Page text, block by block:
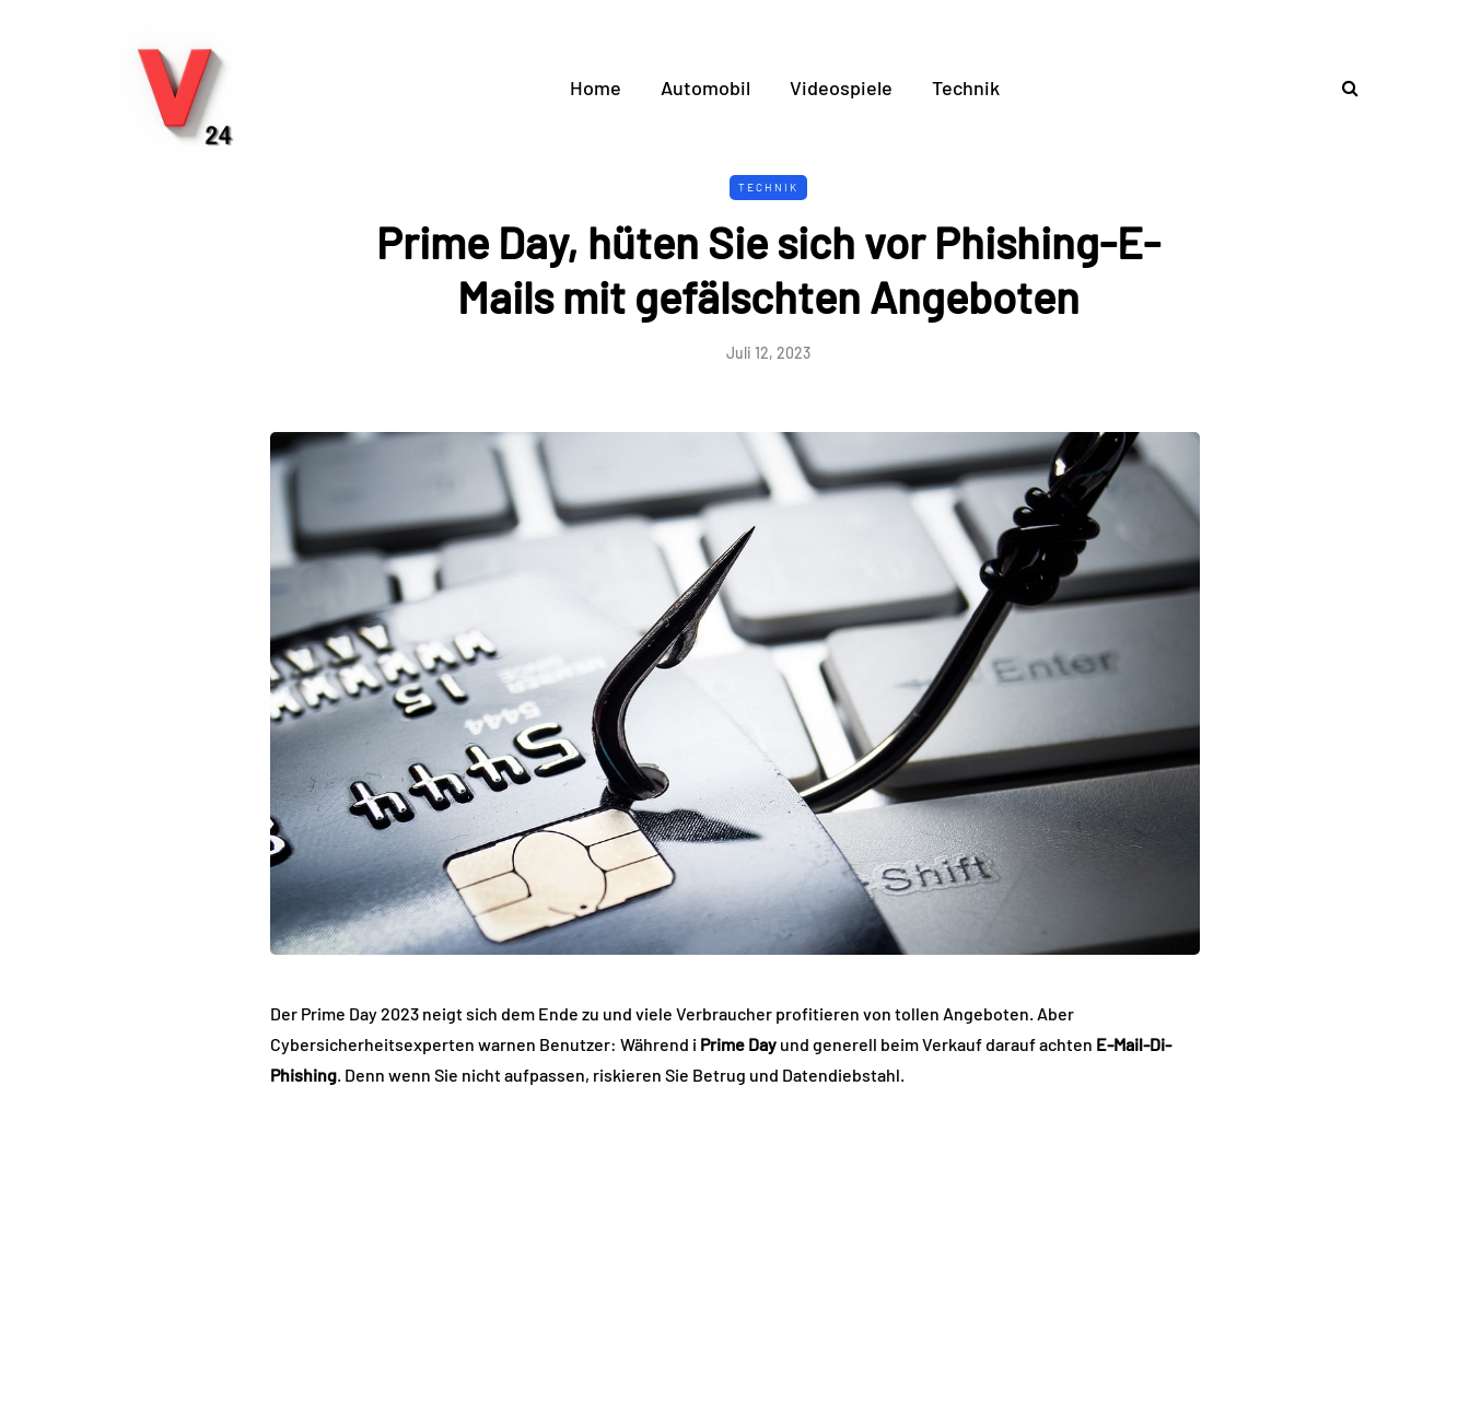
Home Automobil Videospiele Technik
TECHNIK
Prime Day, hüten Sie sich vor Phishing-E-
Mails mit gefälschten Angeboten
Juli 12, 2023
Der Prime Day 2023 neigt sich dem Ende zu und viele Verbraucher profitieren von tollen Angeboten. Aber
Cybersicherheitsexperten warnen Benutzer: Während i Prime Day und generell beim Verkauf darauf achten E-Mail-Di-
Phishing. Denn wenn Sie nicht aufpassen, riskieren Sie Betrug und Datendiebstahl.